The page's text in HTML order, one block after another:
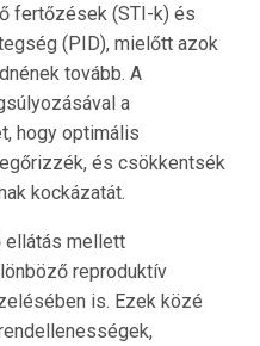
fertőzések (STI-k) és
(PID), mielőtt azok
tovább. A
a
hogy optimális
és csökkentsék
kockázatát.
ellátás mellett
reproduktív
is. Ezek közé